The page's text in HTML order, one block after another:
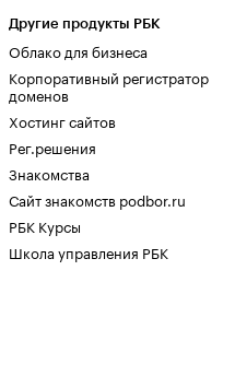
Другие продукты РБК
Облако для бизнеса
Корпоративный регистратор
доменов
Хостинг сайтов
Рег.решения
Знакомства
Сайт знакомств podbor.ru
РБК Курсы
Школа управления РБК